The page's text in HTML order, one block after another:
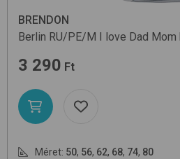
BRENDON
Berlin RU/PE/M
I love Dad Mom
3 290 Ft
Méret: 50, 56, 62, 68, 74, 80